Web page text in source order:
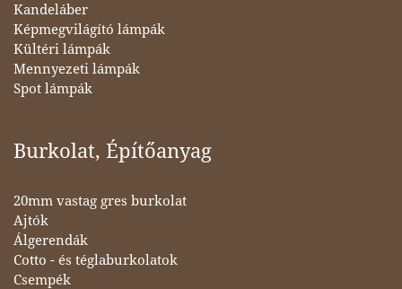
Kandeláber
Képmegvilágító lámpák
Kültéri lámpák
Mennyezeti lámpák
Spot lámpák
Burkolat, Építőanyag
20mm vastag gres burkolat
Ajtók
Álgerendák
Cotto - és téglaburkolatok
Csempék